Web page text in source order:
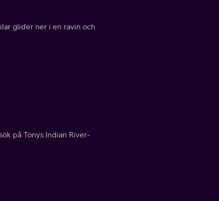
glider ner i en ravin och
på Tonys Indian River-